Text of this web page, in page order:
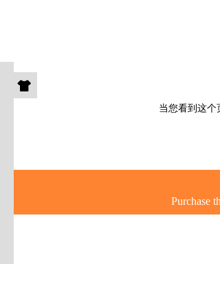
当您看到这个
Purchase